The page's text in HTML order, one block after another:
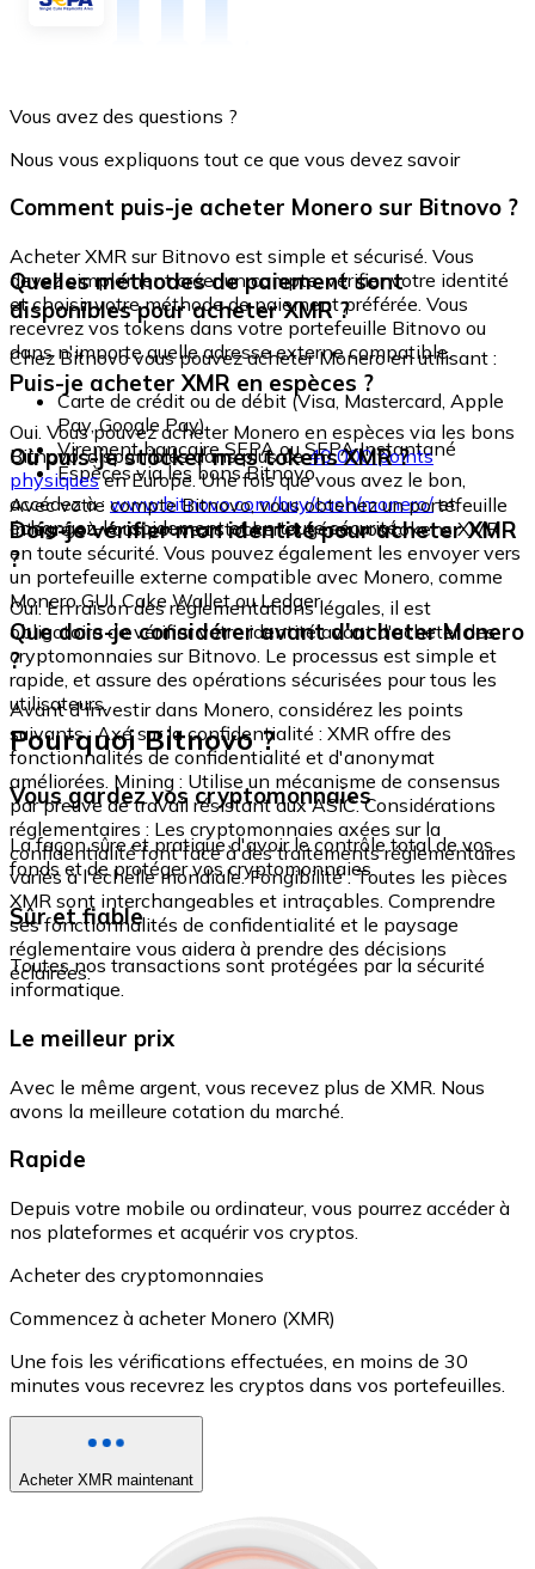
Vous avez des questions ?
Nous vous expliquons tout ce que vous devez savoir
Comment puis-je acheter Monero sur Bitnovo ?
Acheter XMR sur Bitnovo est simple et sécurisé. Vous
devez simplement créer un compte, vérifier votre identité
et choisir votre méthode de paiement préférée. Vous
recevrez vos tokens dans votre portefeuille Bitnovo ou
dans n'importe quelle adresse externe compatible.
Quelles méthodes de paiement sont
disponibles pour acheter XMR ?
Chez Bitnovo vous pouvez acheter Monero en utilisant :
Carte de crédit ou de débit (Visa, Mastercard, Apple
Pay, Google Pay)
Virement bancaire SEPA ou SEPA Instantané
Espèces via les bons Bitnovo
Puis-je acheter XMR en espèces ?
Oui. Vous pouvez acheter Monero en espèces via les bons
Bitnovo, disponibles dans plus de40 000 points
physiquesen Europe. Une fois que vous avez le bon,
accédez à : www.bitnovo.com/buy/cash/monero/et
échangez-le rapidement et en toute sécurité.
Où puis-je stocker mes tokens XMR ?
Avec votre compte Bitnovo, vous obtenez un portefeuille
intégré où vous pouvez stocker et gérer vos tokens XMR
en toute sécurité. Vous pouvez également les envoyer vers
un portefeuille externe compatible avec Monero, comme
Monero GUI, Cake Wallet ou Ledger.
Dois-je vérifier mon identité pour acheter XMR
?
Oui. En raison des réglementations légales, il est
obligatoire de vérifier votre identité avant d'acheter des
cryptomonnaies sur Bitnovo. Le processus est simple et
rapide, et assure des opérations sécurisées pour tous les
utilisateurs.
Que dois-je considérer avant d'acheter Monero
?
Avant d'investir dans Monero, considérez les points
suivants : Axé sur la confidentialité : XMR offre des
fonctionnalités de confidentialité et d'anonymat
améliorées. Mining : Utilise un mécanisme de consensus
par preuve de travail résistant aux ASIC. Considérations
réglementaires : Les cryptomonnaies axées sur la
confidentialité font face à des traitements réglementaires
variés à l'échelle mondiale. Fongibilité : Toutes les pièces
XMR sont interchangeables et intraçables. Comprendre
ses fonctionnalités de confidentialité et le paysage
réglementaire vous aidera à prendre des décisions
éclairées.
Pourquoi Bitnovo ?
Vous gardez vos cryptomonnaies
La façon sûre et pratique d'avoir le contrôle total de vos
fonds et de protéger vos cryptomonnaies.
Sûr et fiable
Toutes nos transactions sont protégées par la sécurité
informatique.
Le meilleur prix
Avec le même argent, vous recevez plus de XMR. Nous
avons la meilleure cotation du marché.
Rapide
Depuis votre mobile ou ordinateur, vous pourrez accéder à
nos plateformes et acquérir vos cryptos.
Acheter des cryptomonnaies
Commencez à acheter Monero (XMR)
Une fois les vérifications effectuées, en moins de 30
minutes vous recevrez les cryptos dans vos portefeuilles.
Acheter XMR maintenant